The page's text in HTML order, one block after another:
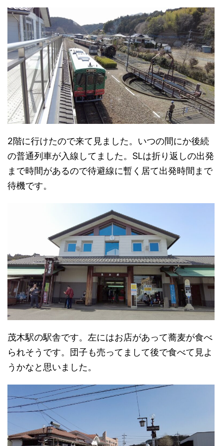
2階に行けたので来て見ました。いつの間にか後続
の普通列車が入線してました。SLは折り返しの出発
まで時間があるので待避線に暫く居て出発時間まで
待機です。
茂木駅の駅舎です。左にはお店があって蕎麦が食べ
られそうです。団子も売ってまして後で食べて見よ
うかなと思いました。